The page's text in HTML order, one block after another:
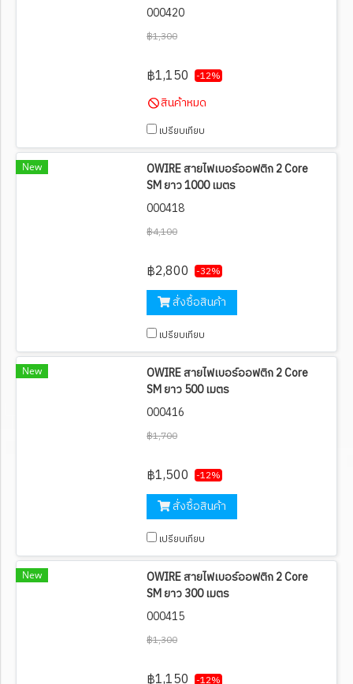
000420
฿1,300
฿1,150 -12%
สินค้าหมด
เปรียบเทียบ
New
OWIRE สายไฟเบอร์ออฟติก 2 Core
SM ยาว 1000 เมตร
000418
฿4,100
฿2,800 -32%
สั่งซื้อสินค้า
เปรียบเทียบ
New
OWIRE สายไฟเบอร์ออฟติก 2 Core
SM ยาว 500 เมตร
000416
฿1,700
฿1,500 -12%
สั่งซื้อสินค้า
เปรียบเทียบ
New
OWIRE สายไฟเบอร์ออฟติก 2 Core
SM ยาว 300 เมตร
000415
฿1,300
-12%